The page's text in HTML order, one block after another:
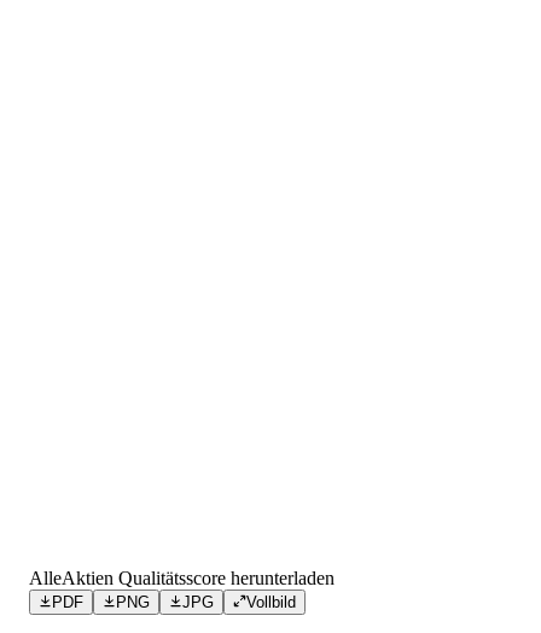
AlleAktien Qualitätsscore herunterladen
PDF PNG JPG Vollbild